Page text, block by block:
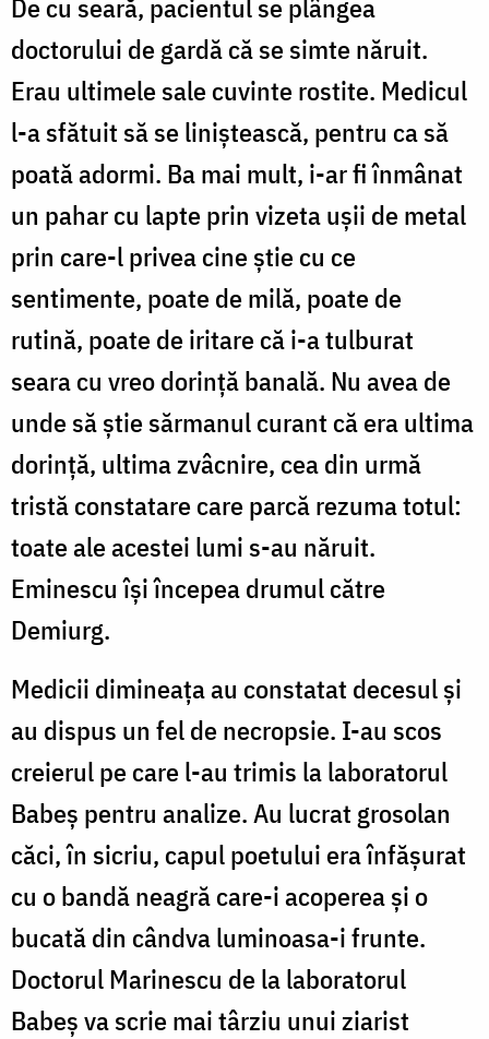
De cu seară, pacientul se plângea
doctorului de gardă că se simte năruit.
Erau ultimele sale cuvinte rostite. Medicul
l-a sfătuit să se liniștească, pentru ca să
poată adormi. Ba mai mult, i-ar fi înmânat
un pahar cu lapte prin vizeta ușii de metal
prin care-l privea cine știe cu ce
sentimente, poate de milă, poate de
rutină, poate de iritare că i-a tulburat
seara cu vreo dorință banală. Nu avea de
unde să știe sărmanul curant că era ultima
dorință, ultima zvâcnire, cea din urmă
tristă constatare care parcă rezuma totul:
toate ale acestei lumi s-au năruit.
Eminescu își începea drumul către
Demiurg.
Medicii dimineața au constatat decesul și
au dispus un fel de necropsie. I-au scos
creierul pe care l-au trimis la laboratorul
Babeş pentru analize. Au lucrat grosolan
căci, în sicriu, capul poetului era înfășurat
cu o bandă neagră care-i acoperea și o
bucată din cândva luminoasa-i frunte.
Doctorul Marinescu de la laboratorul
Babeş va scrie mai târziu unui ziarist